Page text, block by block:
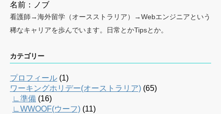
名前：ノブ
看護師→海外留学（オースストラリア）→Webエンジニアという
稀なキャリアを歩んでいます。日常とかTipsとか。
カテゴリー
プロフィール (1)
ワーキングホリデー(オーストラリア) (65)
∟準備 (16)
∟WWOOF(ウーフ) (11)